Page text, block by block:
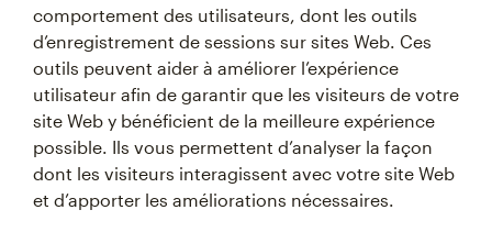
comportement des utilisateurs, dont les outils
d’enregistrement de sessions sur sites Web. Ces
outils peuvent aider à améliorer l’expérience
utilisateur afin de garantir que les visiteurs de votre
site Web y bénéficient de la meilleure expérience
possible. Ils vous permettent d’analyser la façon
dont les visiteurs interagissent avec votre site Web
et d’apporter les améliorations nécessaires.